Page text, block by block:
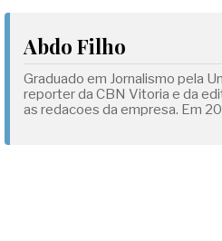
Abdo Filho
Graduado em Jornalismo pela
reporter da CBN Vitoria e da
as redacoes da empresa. Em